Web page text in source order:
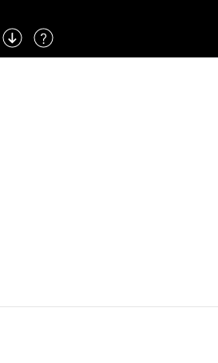
Right : Skip Forward
: Toggle Fullscreen